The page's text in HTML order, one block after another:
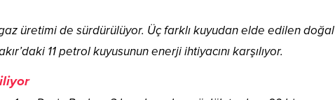
üretimi de sürdürülüyor. Üç farklı kuyudan elde edilen doğal
11 petrol kuyusunun enerji ihtiyacını karşılıyor.